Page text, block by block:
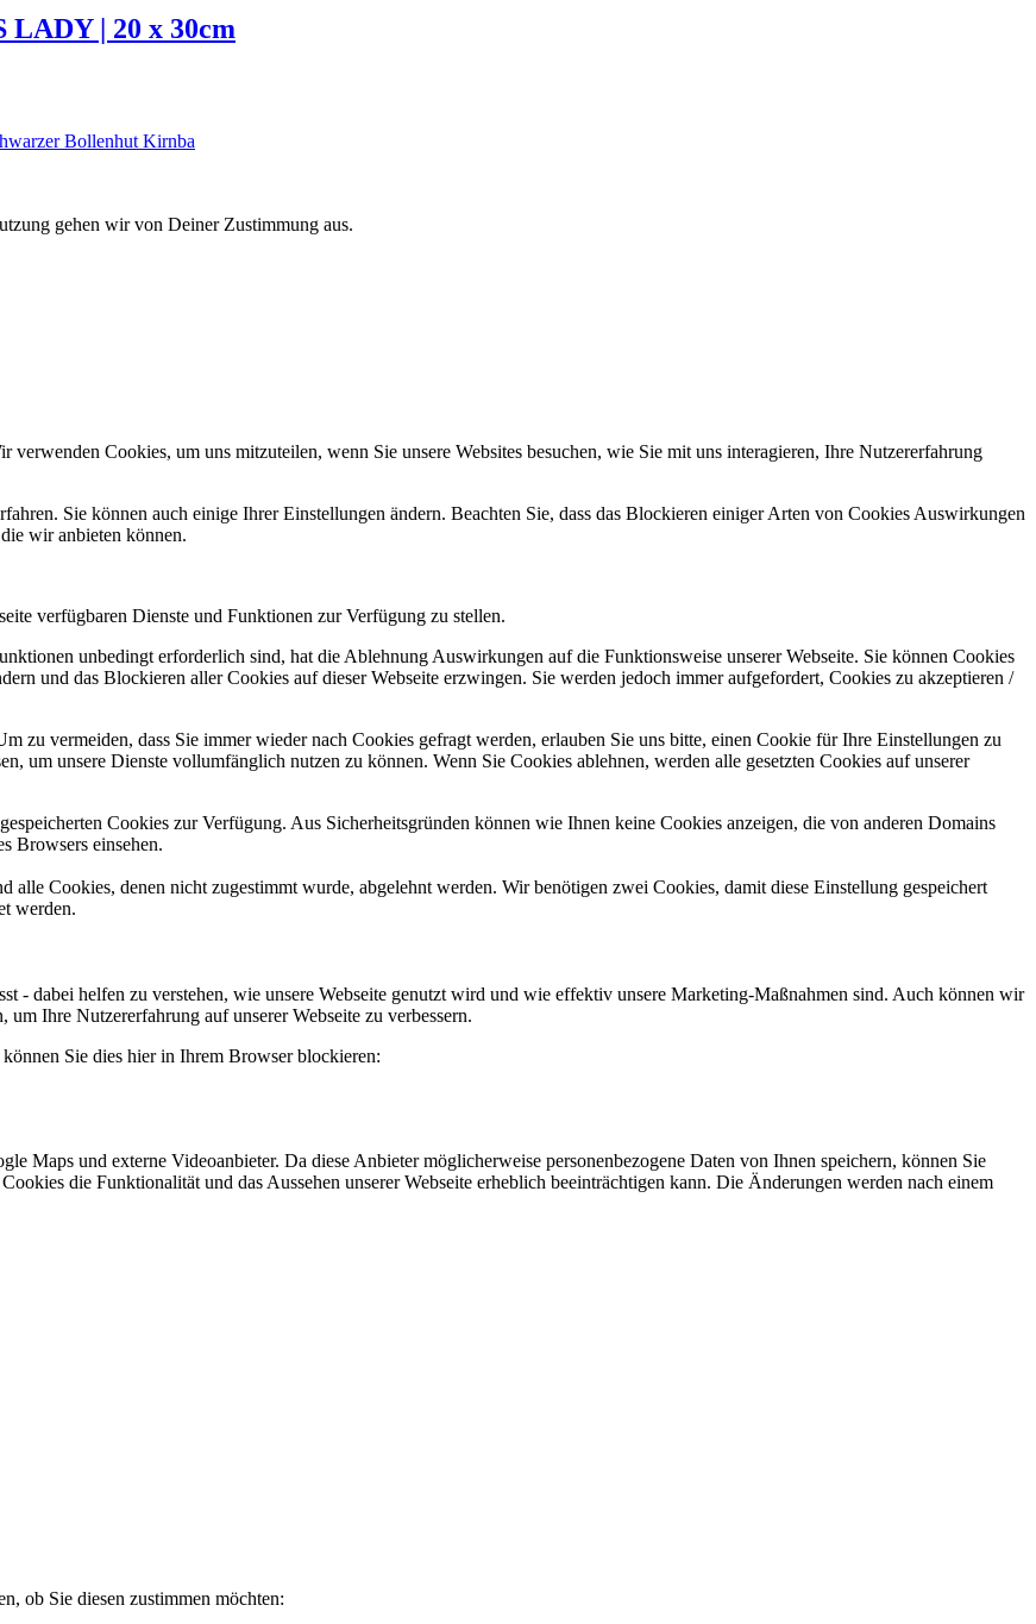
| 20 x 30cm
Bollenhut Kirnba
gehen wir von Deiner Zustimmung aus.
Cookies, um uns mitzuteilen, wenn Sie unsere Websites besuchen, wie Sie mit uns interagieren, Ihre Nutzererfahrung
Sie können auch einige Ihrer Einstellungen ändern. Beachten Sie, dass das Blockieren einiger Arten von Cookies Auswirkungen
wir anbieten können.
verfügbaren Dienste und Funktionen zur Verfügung zu stellen.
unbedingt erforderlich sind, hat die Ablehnung Auswirkungen auf die Funktionsweise unserer Webseite. Sie können Cookies
und das Blockieren aller Cookies auf dieser Webseite erzwingen. Sie werden jedoch immer aufgefordert, Cookies zu akzeptieren /
zu vermeiden, dass Sie immer wieder nach Cookies gefragt werden, erlauben Sie uns bitte, einen Cookie für Ihre Einstellungen zu
um unsere Dienste vollumfänglich nutzen zu können. Wenn Sie Cookies ablehnen, werden alle gesetzten Cookies auf unserer
Cookies zur Verfügung. Aus Sicherheitsgründen können wie Ihnen keine Cookies anzeigen, die von anderen Domains
Browsers einsehen.
Cookies, denen nicht zugestimmt wurde, abgelehnt werden. Wir benötigen zwei Cookies, damit diese Einstellung gespeichert
werden.
- dabei helfen zu verstehen, wie unsere Webseite genutzt wird und wie effektiv unsere Marketing-Maßnahmen sind. Auch können wir
Ihre Nutzererfahrung auf unserer Webseite zu verbessern.
Sie dies hier in Ihrem Browser blockieren:
Maps und externe Videoanbieter. Da diese Anbieter möglicherweise personenbezogene Daten von Ihnen speichern, können Sie
die Funktionalität und das Aussehen unserer Webseite erheblich beeinträchtigen kann. Die Änderungen werden nach einem
ob Sie diesen zustimmen möchten: